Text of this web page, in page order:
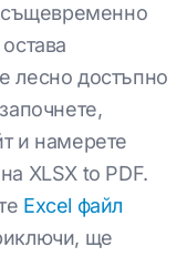
същевременно
лесно достъпно
и намерете
XLSX to PDF.
Excel файл
ще